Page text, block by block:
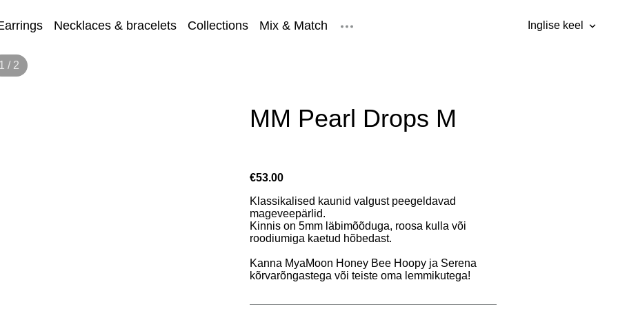
Necklaces & bracelets Collections Mix & Match Inglise keel
/ 2
MM Pearl Drops M
€53.00
Klassikalised kaunid valgust peegeldavad
mageveepärlid.
Kinnis on 5mm läbimõõduga, roosa kulla või
roodiumiga kaetud hõbedast.
Kanna MyaMoon Honey Bee Hoopy ja Serena
kõrvarõngastega või teiste oma lemmikutega!